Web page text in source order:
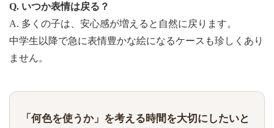
Q. いつか表情は戻る？
A. 多くの子は、安心感が増えると自然に戻ります。
中学生以降で急に表情豊かな絵になるケースも珍しくあり
ません。
「何色を使うか」を考える時間を大切にしたいと